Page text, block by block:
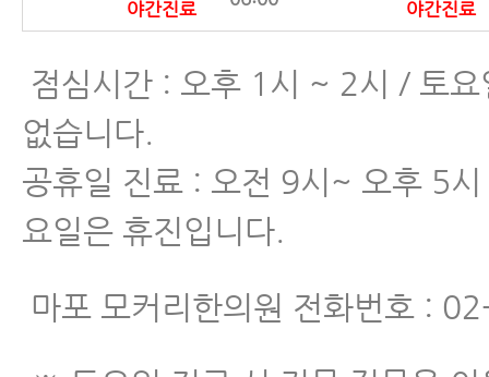
야간진료
야간진료
점심시간 : 오후 1시 ~ 2시 / 토요
없습니다.
공휴일 진료 : 오전 9시~ 오후 5
요일은 휴진입니다.
마포 모커리한의원 전화번호 :